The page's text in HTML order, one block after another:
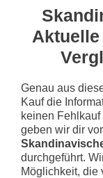
Genau aus
Kauf die
keinen
geben wir dir
durchgeführt.
Möglichkeit, die